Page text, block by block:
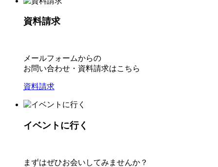
資料請求
メールフォームからの
お問い合わせ・資料請求はこちら
資料請求
イベントに行く
まずはぜひお会いしてみませんか？